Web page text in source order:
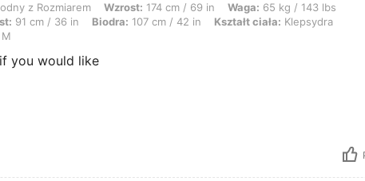
z Rozmiarem, Wzrost: 174 cm / 69 in, Waga: 65 kg / 143 lbs, Talia: 63 cm / 25
z Rozmiarem Wzrost: 174 cm / 69 in Waga: 65 kg / 143 lbs
91 cm / 36 in Biodra: 107 cm / 42 in Kształt ciała: Klepsydra
M
you would like